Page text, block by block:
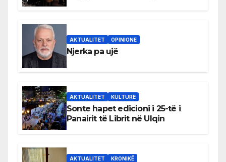
AKTUALITET OPINIONE
Njerka pa ujë
AKTUALITET KULTURË
Sonte hapet edicioni i 25-të i
Panairit të Librit në Ulqin
AKTUALITET KRONIKË